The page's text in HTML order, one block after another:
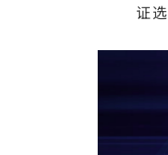
证